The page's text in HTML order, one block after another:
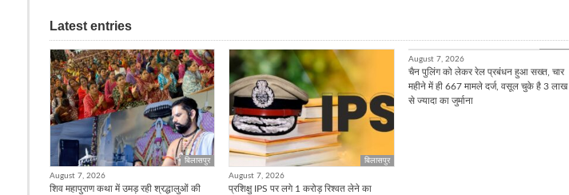
Latest entries
बिलासपुर
August 7, 2026
शिव महापुराण कथा में उमड़ रही श्रद्धालुओं की
बिलासपुर
August 7, 2026
प्रशिक्षु IPS पर लगे 1 करोड़ रिश्वत लेने का
August 7, 2026
चैन पुलिंग को लेकर रेल प्रबंधन हुआ सख्त, चार
महीने में ही 667 मामले दर्ज, वसूल चुके है 3 लाख
से ज्यादा का जुर्माना